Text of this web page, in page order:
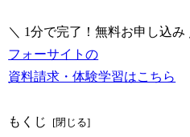
＼ 1分で完了！無料お申し込み
フォーサイトの
資料請求・体験学習はこちら
もくじ